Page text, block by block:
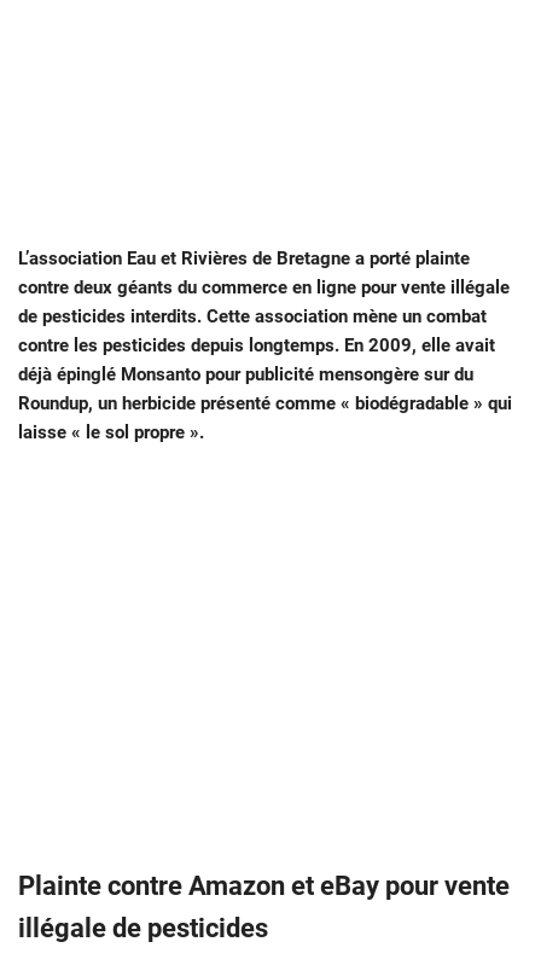
L’association Eau et Rivières de Bretagne a porté plainte
contre deux géants du commerce en ligne pour vente illégale
de pesticides interdits. Cette association mène un combat
contre les pesticides depuis longtemps. En 2009, elle avait
déjà épinglé Monsanto pour publicité mensongère sur du
Roundup, un herbicide présenté comme « biodégradable » qui
laisse « le sol propre ».
Plainte contre Amazon et eBay pour vente
illégale de pesticides